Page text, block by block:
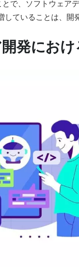
で、ソフトウェア
していることは、
発にお